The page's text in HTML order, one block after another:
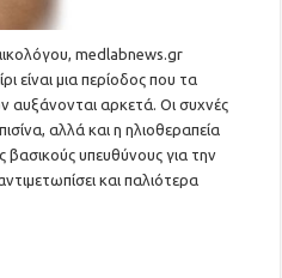
medlabnews.gr
είναι μια περίοδος που τα
αρκετά. Οι συχνές
αλλά και η ηλιοθεραπεία
υπευθύνους για την
και παλιότερα